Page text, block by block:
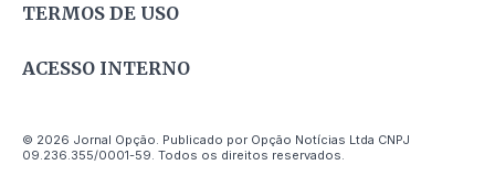
TERMOS DE USO
ACESSO INTERNO
© 2026 Jornal Opção. Publicado por Opção Notícias Ltda CNPJ
09.236.355/0001-59. Todos os direitos reservados.